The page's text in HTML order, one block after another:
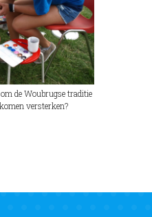
de Woubrugse traditie
versterken?